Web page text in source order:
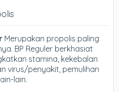
Merupakan propolis paling
BP Reguler berkhasiat
stamina, kekebalan
virus/penyakit, pemulihan
lain.